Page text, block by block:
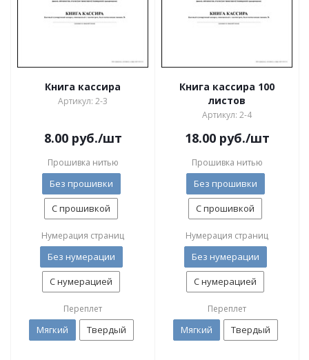
Книга кассира
Артикул: 2-3
8.00руб./шт
Прошивка нитью
Без прошивки
С прошивкой
Нумерация страниц
Без нумерации
С нумерацией
Переплет
Мягкий Твердый
Книга кассира 100
листов
Артикул: 2-4
18.00руб./шт
Прошивка нитью
Без прошивки
С прошивкой
Нумерация страниц
Без нумерации
С нумерацией
Переплет
Мягкий Твердый